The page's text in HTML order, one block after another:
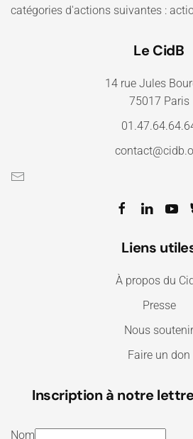
catégories d'actions suivantes :
Le CidB
14 rue Jules
75017 Paris
Liens
À propos du
Presse
Nous soutenir
Faire un don
Inscription à notre
Nom